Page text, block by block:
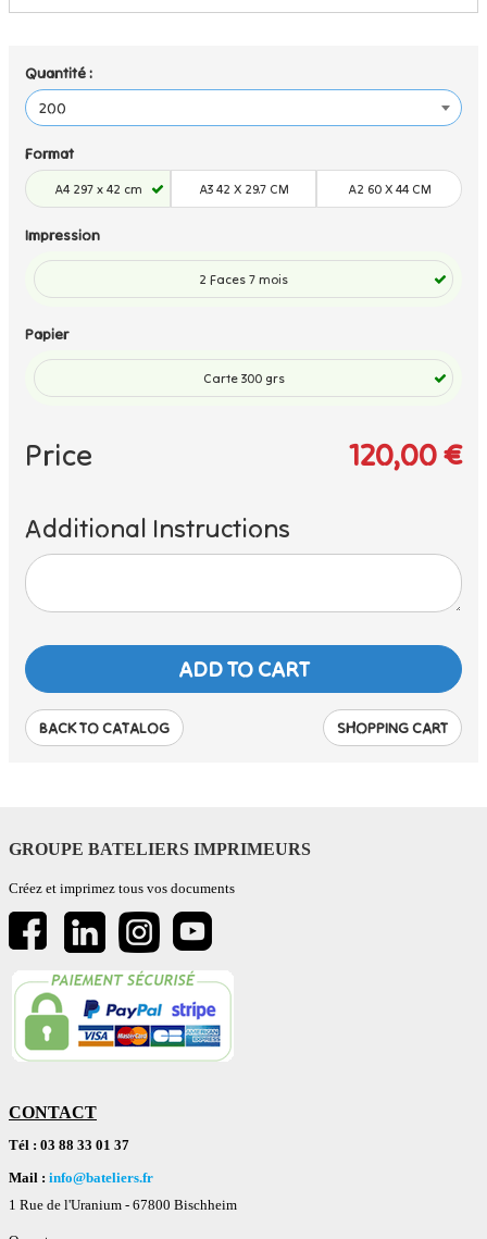
Quantité :
Format
A4 297 x 42 cm A3 42 X 29.7 CM A2 60 X 44 CM
Impression
2 Faces 7 mois
Papier
Carte 300 grs
Price 120,00 €
Additional Instructions
BACK TO CATALOG SHOPPING CART
GROUPE BATELIERS IMPRIMEURS
Créez et imprimez tous vos documents
CONTACT
Tél : 03 88 33 01 37
Mail : info@bateliers.fr
1 Rue de l'Uranium - 67800 Bischheim